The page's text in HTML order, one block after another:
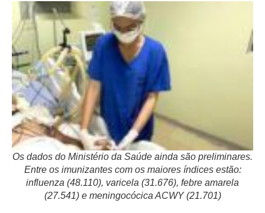
Os dados do Ministério da Saúde ainda são preliminares.
Entre os imunizantes com os maiores índices estão:
influenza (48.110), varicela (31.676), febre amarela
(27.541) e meningocócica ACWY (21.701)